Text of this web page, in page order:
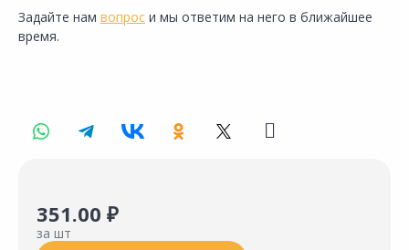
Задайте нам вопрос и мы ответим на него в ближайшее
время.
351.00 ₽
за шт